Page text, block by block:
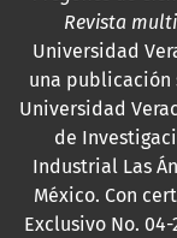
Revista
Universidad
una
Universidad
de
Industrial Las
México. Con
Exclusivo No.